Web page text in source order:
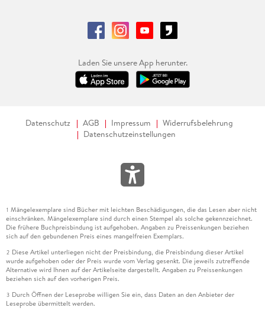
Laden Sie unsere App herunter.
Datenschutz AGB Impressum
Widerrufsbelehrung
Datenschutzeinstellungen
1 Mängelexemplare sind Bücher mit leichten Beschädigungen, die das Lesen aber nicht
einschränken. Mängelexemplare sind durch einen Stempel als solche gekennzeichnet.
Die frühere Buchpreisbindung ist aufgehoben. Angaben zu Preissenkungen beziehen
sich auf den gebundenen Preis eines mangelfreien Exemplars.
2 Diese Artikel unterliegen nicht der Preisbindung, die Preisbindung dieser Artikel
wurde aufgehoben oder der Preis wurde vom Verlag gesenkt. Die jeweils zutreffende
Alternative wird Ihnen auf der Artikelseite dargestellt. Angaben zu Preissenkungen
beziehen sich auf den vorherigen Preis.
3 Durch Öffnen der Leseprobe willigen Sie ein, dass Daten an den Anbieter der
Leseprobe übermittelt werden.